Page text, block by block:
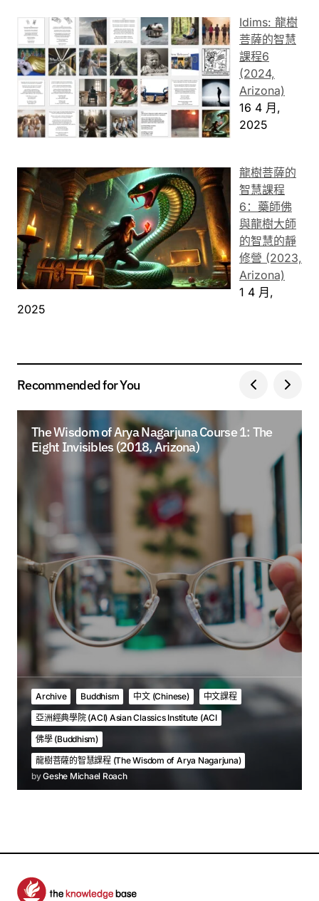
Idims: 龍樹
菩薩的智慧
課程6
(2024,
Arizona)
16 4 月,
2025
龍樹菩薩的
智慧課程
6：藥師佛
與龍樹大師
的智慧的靜
修營 (2023,
Arizona)
1 4 月,
2025
Recommended for You
The Wisdom of Arya Nagarjuna Course 1: The
Eight Invisibles (2018, Arizona)
Archive Buddhism 中文 (Chinese)
中文課程
亞洲經典學院 (ACI) Asian Classics Institute (ACI
佛學 (Buddhism)
龍樹菩薩的智慧課程 (The Wisdom of Arya Nagarjuna)
byGeshe Michael Roach